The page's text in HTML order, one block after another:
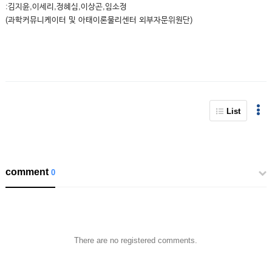
:김지윤,이세리,정혜심,이상곤,임소정
(과학커뮤니케이터 및 아태이론물리센터 외부자문위원단)
List
comment0
There are no registered comments.